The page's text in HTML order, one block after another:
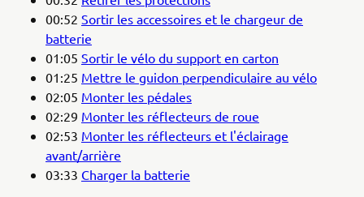
00:52 Sortir les accessoires et le chargeur de
batterie
01:05 Sortir le vélo du support en carton
01:25 Mettre le guidon perpendiculaire au vélo
02:05 Monter les pédales
02:29 Monter les réflecteurs de roue
02:53 Monter les réflecteurs et l'éclairage
avant/arrière
03:33 Charger la batterie